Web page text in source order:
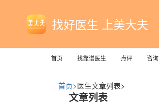
找好医生 上美大夫
首页 找靠谱医生 点评 咨询
首页>医生文章列表>
文章列表